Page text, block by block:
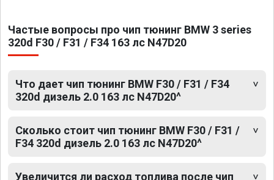
Частые вопросы про чип тюнинг BMW 3 series
320d F30 / F31 / F34 163 лс N47D20
Что дает чип тюнинг BMW F30 / F31 / F34
320d дизель 2.0 163 лс N47D20^
Сколько стоит чип тюнинг BMW F30 / F31 /
F34 320d дизель 2.0 163 лс N47D20^
Увеличится ли расход топлива после чип